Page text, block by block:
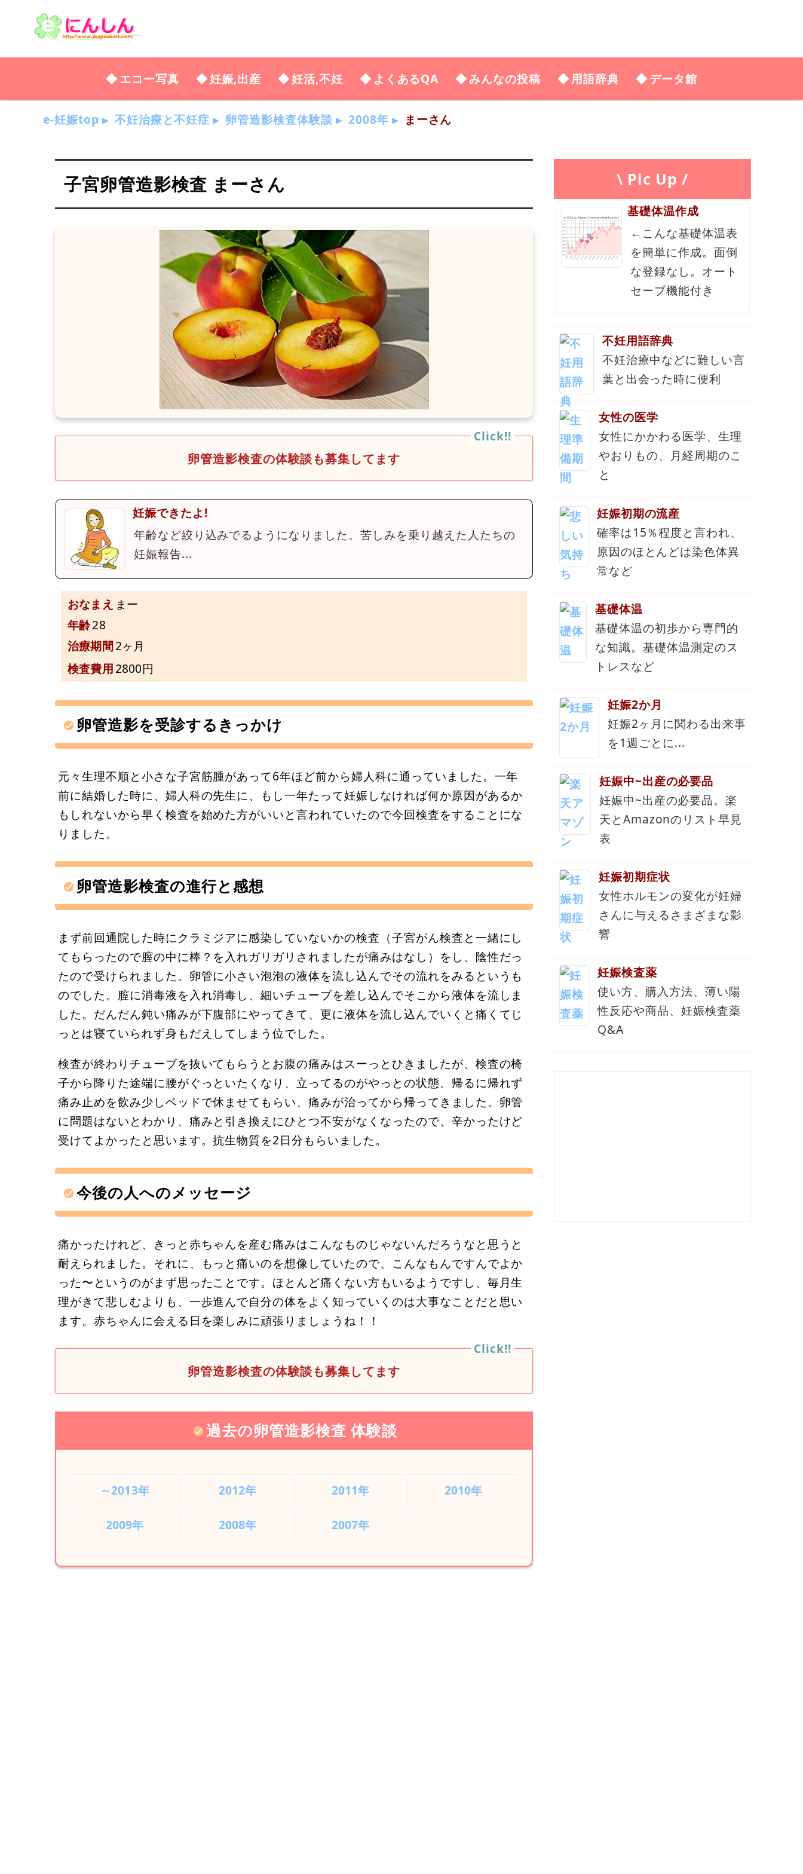
エコー写真 妊娠,出産 妊活,不妊 よくあるQA みんなの投稿 用語辞典 データ館
e-妊娠top 不妊治療と不妊症 卵管造影検査体験談 2008年 まーさん
子宮卵管造影検査 まーさん
卵管造影検査の体験談も募集してます
妊娠できたよ!
年齢など絞り込みでるようになりました。苦しみを乗り越えた人たちの
妊娠報告...
おなまえ まー
年齢28
治療期間2ヶ月
検査費用2800円
卵管造影を受診するきっかけ
元々生理不順と小さな子宮筋腫があって6年ほど前から婦人科に通っていました。一年
前に結婚した時に、婦人科の先生に、もし一年たって妊娠しなければ何か原因があるか
もしれないから早く検査を始めた方がいいと言われていたので今回検査をすることにな
りました。
卵管造影検査の進行と感想
まず前回通院した時にクラミジアに感染していないかの検査（子宮がん検査と一緒にし
てもらったので膣の中に棒？を入れガリガリされましたが痛みはなし）をし、陰性だっ
たので受けられました。卵管に小さい泡泡の液体を流し込んでその流れをみるというも
のでした。膣に消毒液を入れ消毒し、細いチューブを差し込んでそこから液体を流しま
した。だんだん鈍い痛みが下腹部にやってきて、更に液体を流し込んでいくと痛くてじ
っとは寝ていられず身もだえしてしまう位でした。
検査が終わりチューブを抜いてもらうとお腹の痛みはスーっとひきましたが、検査の椅
子から降りた途端に腰がぐっといたくなり、立ってるのがやっとの状態。帰るに帰れず
痛み止めを飲み少しベッドで休ませてもらい、痛みが治ってから帰ってきました。卵管
に問題はないとわかり、痛みと引き換えにひとつ不安がなくなったので、辛かったけど
受けてよかったと思います。抗生物質を2日分もらいました。
今後の人へのメッセージ
痛かったけれど、きっと赤ちゃんを産む痛みはこんなものじゃないんだろうなと思うと
耐えられました。それに、もっと痛いのを想像していたので、こんなもんですんでよか
った〜というのがまず思ったことです。ほとんど痛くない方もいるようですし、毎月生
理がきて悲しむよりも、一歩進んで自分の体をよく知っていくのは大事なことだと思い
ます。赤ちゃんに会える日を楽しみに頑張りましょうね！！
卵管造影検査の体験談も募集してます
過去の卵管造影検査 体験談
～2013年 2012年 2011年 2010年
2009年 2008年 2007年
\ Pic Up /
基礎体温作成
←こんな基礎体温表
を簡単に作成。面倒
な登録なし。オート
セーブ機能付き
不妊用語辞典
不妊治療中などに難しい言
葉と出会った時に便利
女性の医学
女性にかかわる医学、生理
やおりもの、月経周期のこ
と
妊娠初期の流産
確率は15％程度と言われ、
原因のほとんどは染色体異
常など
基礎体温
基礎体温の初歩から専門的
な知識。基礎体温測定のス
トレスなど
妊娠2か月
妊娠2ヶ月に関わる出来事
を1週ごとに...
妊娠中~出産の必要品
妊娠中~出産の必要品。楽
天とAmazonのリスト早見
表
妊娠初期症状
女性ホルモンの変化が妊婦
さんに与えるさまざまな影
響
妊娠検査薬
使い方、購入方法、薄い陽
性反応や商品、妊娠検査薬
Q&A